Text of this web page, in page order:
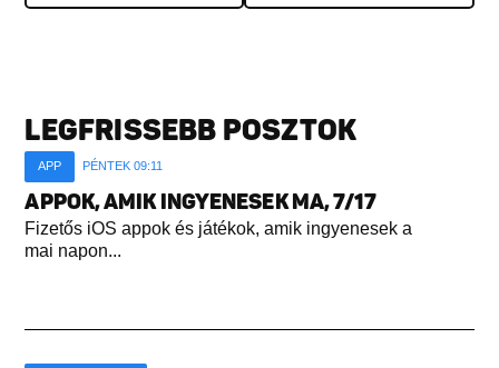
LEGFRISSEBB POSZTOK
APP PÉNTEK 09:11
APPOK, AMIK INGYENESEK MA, 7/17
Fizetős iOS appok és játékok, amik ingyenesek a
mai napon...